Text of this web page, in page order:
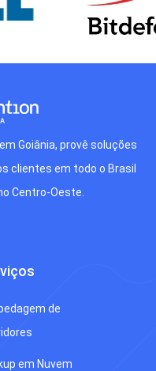
Goiânia, provê soluções
clientes em todo o Brasil
Centro-Oeste.
de
em Nuvem